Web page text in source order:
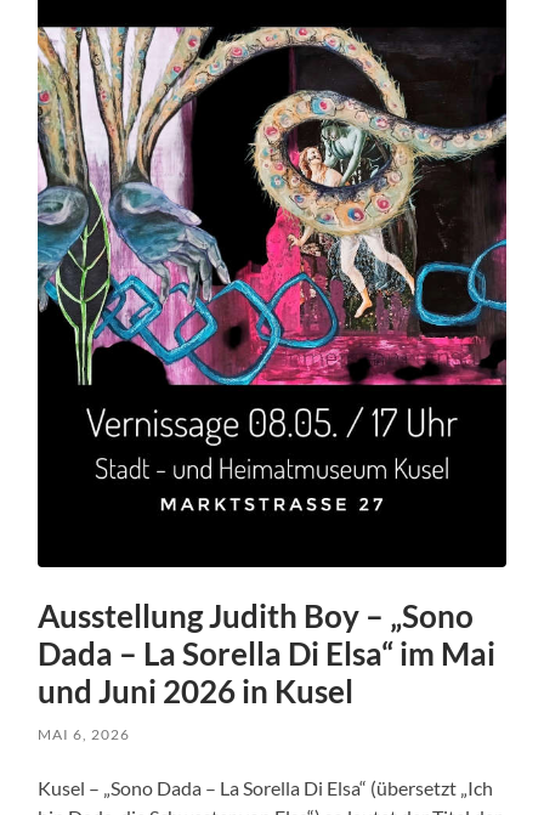
Ausstellung Judith Boy – „Sono
Dada – La Sorella Di Elsa“ im Mai
und Juni 2026 in Kusel
MAI 6, 2026
Kusel – „Sono Dada – La Sorella Di Elsa“ (übersetzt „Ich